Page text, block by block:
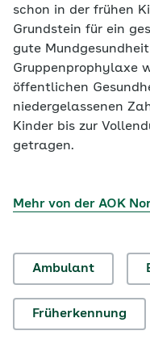
schon in der frühen
Grundstein für ein
gute
Gruppenprophylaxe
öffentlichen
niedergelassenen
Kinder bis zur
getragen.
Mehr von der AOK
Ambulant
Früherkennung